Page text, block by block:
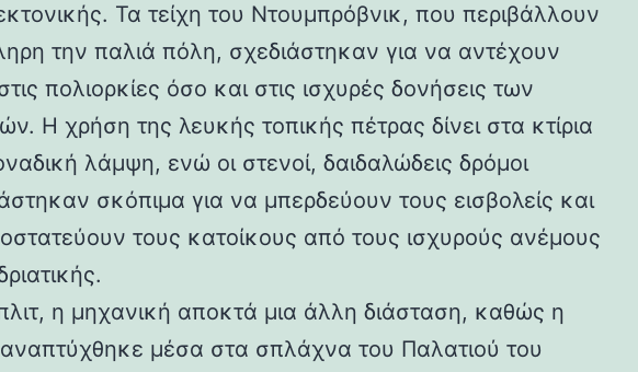
Τα τείχη του Ντουμπρόβνικ, που περιβάλλουν
την παλιά πόλη, σχεδιάστηκαν για να αντέχουν
πολιορκίες όσο και στις ισχυρές δονήσεις των
Η χρήση της λευκής τοπικής πέτρας δίνει στα κτίρια
λάμψη, ενώ οι στενοί, δαιδαλώδεις δρόμοι
σκόπιμα για να μπερδεύουν τους εισβολείς και
τους κατοίκους από τους ισχυρούς ανέμους
η μηχανική αποκτά μια άλλη διάσταση, καθώς η
μέσα στα σπλάχνα του Παλατιού του